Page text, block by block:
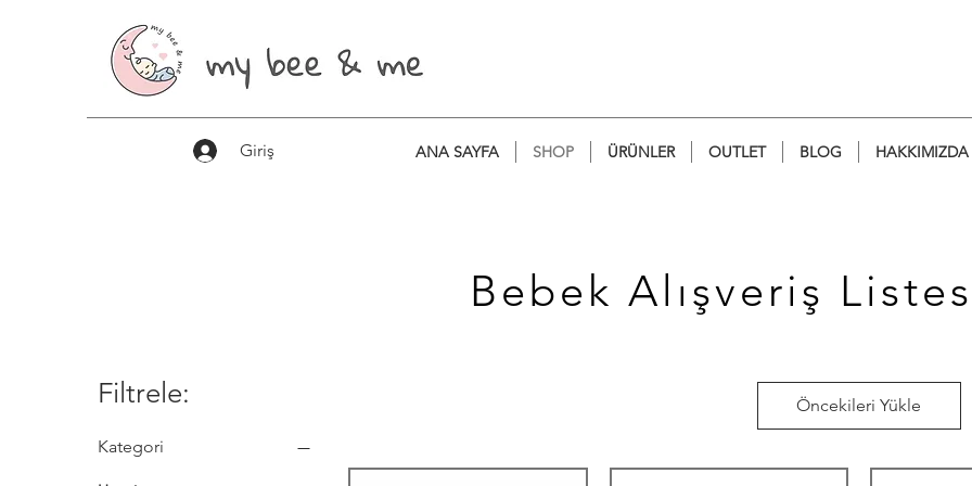
Giriş ANA SAYFA SHOP ÜRÜNLER OUTLET BLOG HAKKIMIZDA
Bebek Alışveriş
Filtrele:
Kategori
Öncekileri Yükle